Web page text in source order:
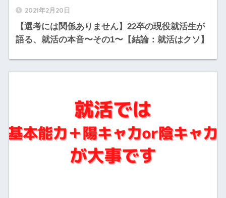
2021年2月20日
【選考には関係ありません】22卒の現役就活生が
語る、就活の本音〜その1〜【結論：就活はクソ】